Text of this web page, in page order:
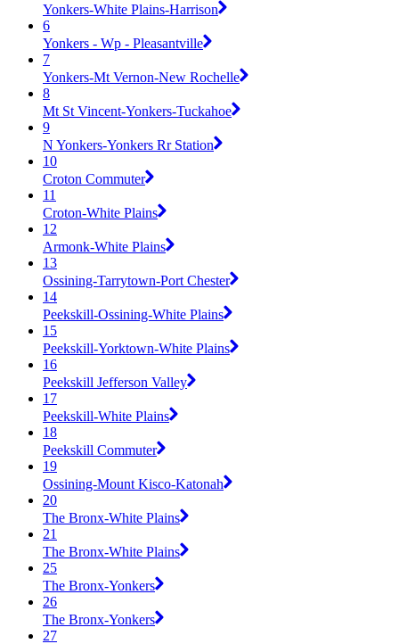
Yonkers-White Plains-Harrison
6
Yonkers - Wp - Pleasantville
7
Yonkers-Mt Vernon-New Rochelle
8
Mt St Vincent-Yonkers-Tuckahoe
9
N Yonkers-Yonkers Rr Station
10
Croton Commuter
11
Croton-White Plains
12
Armonk-White Plains
13
Ossining-Tarrytown-Port Chester
14
Peekskill-Ossining-White Plains
15
Peekskill-Yorktown-White Plains
16
Peekskill Jefferson Valley
17
Peekskill-White Plains
18
Peekskill Commuter
19
Ossining-Mount Kisco-Katonah
20
The Bronx-White Plains
21
The Bronx-White Plains
25
The Bronx-Yonkers
26
The Bronx-Yonkers
27